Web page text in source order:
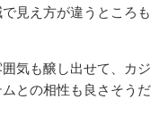
見え方が違うところも
気も醸し出せて、カジ
との相性も良さそうだ